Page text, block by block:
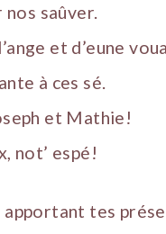
nos saûver.
et d’eune
à ces sé.
et Mathie!
not’ espé!
apportant tes